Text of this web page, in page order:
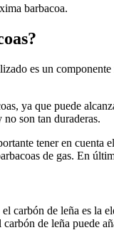
barbacoa.
es un
ya que puede
son tan duraderas.
tener en cuenta
de gas. En
carbón de leña es la
de leña puede